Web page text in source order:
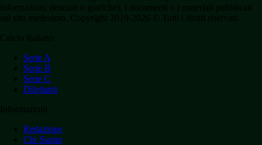
Serie A
Serie B
Serie C
Dilettanti
Redazione
Chi Siamo